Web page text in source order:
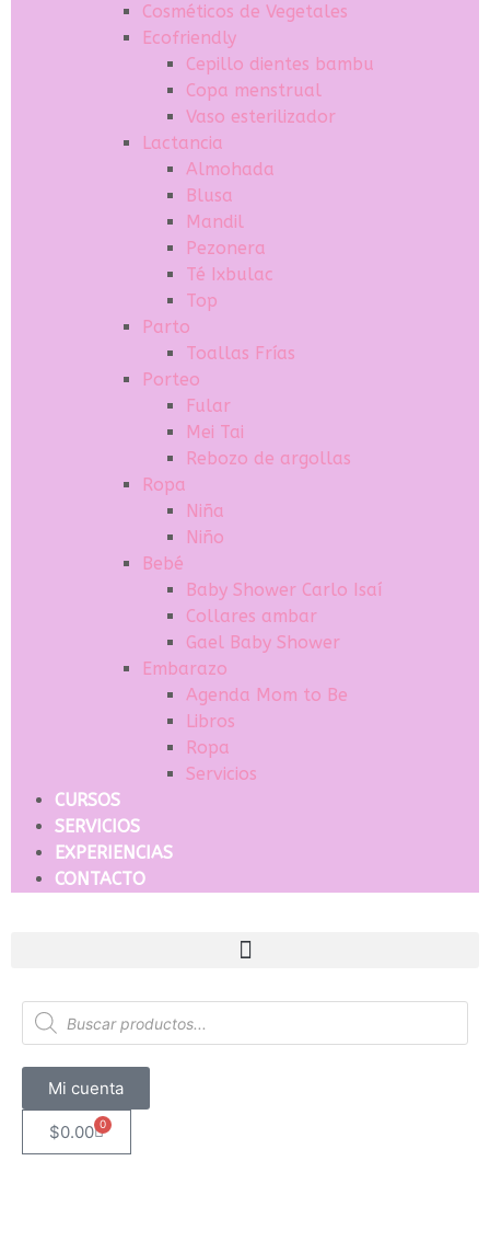
Cosméticos de Vegetales
Ecofriendly
Cepillo dientes bambu
Copa menstrual
Vaso esterilizador
Lactancia
Almohada
Blusa
Mandil
Pezonera
Té Ixbulac
Top
Parto
Toallas Frías
Porteo
Fular
Mei Tai
Rebozo de argollas
Ropa
Niña
Niño
Bebé
Baby Shower Carlo Isaí
Collares ambar
Gael Baby Shower
Embarazo
Agenda Mom to Be
Libros
Ropa
Servicios
CURSOS
SERVICIOS
EXPERIENCIAS
CONTACTO
Mi cuenta
$0.00 0